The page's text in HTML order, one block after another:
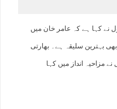
نے کہا ہے کہ عامر خان میں
بہترین سلیقہ ہے۔ بھارتی
مزاحیہ انداز میں کہا